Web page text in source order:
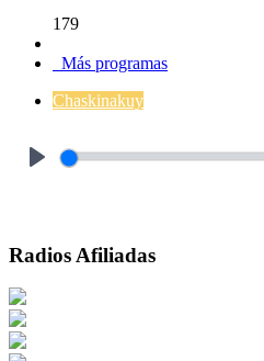
179
Más programas
Chaskinakuy
Radios Afiliadas